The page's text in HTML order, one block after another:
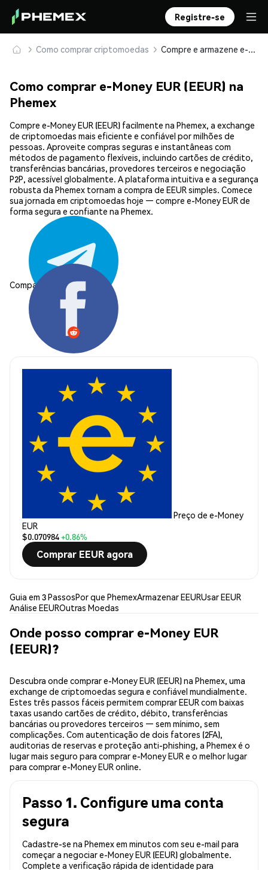
Registre-se
Como comprar criptomoedas Compre e armazene e-Money EUR (EEUR) com segurança
Como comprar e-Money EUR (EEUR) na
Phemex
Compre e-Money EUR (EEUR) facilmente na Phemex, a exchange
de criptomoedas mais eficiente e confiável por milhões de
pessoas. Aproveite compras seguras e instantâneas com
métodos de pagamento flexíveis, incluindo cartões de crédito,
transferências bancárias, provedores terceiros e negociação
P2P, acessível globalmente. A plataforma intuitiva e a segurança
robusta da Phemex tornam a compra de EEUR simples. Comece
sua jornada em criptomoedas hoje — compre e-Money EUR de
forma segura e confiante na Phemex.
Compartilhar:
Preço de e-Money
EUR
$0.070984+0.86%
Comprar EEUR agora
Guia em 3 PassosPor que PhemexArmazenar EEURUsar EEUR
Análise EEUROutras Moedas
Onde posso comprar e-Money EUR
(EEUR)?
Descubra onde comprar e-Money EUR (EEUR) na Phemex, uma
exchange de criptomoedas segura e confiável mundialmente.
Estes três passos fáceis permitem comprar EEUR com baixas
taxas usando cartões de crédito, débito, transferências
bancárias ou provedores terceiros — sem mínimo, sem
complicações. Com autenticação de dois fatores (2FA),
auditorias de reservas e proteção anti-phishing, a Phemex é o
lugar mais seguro para comprar e-Money EUR e o melhor lugar
para comprar e-Money EUR online.
Passo 1. Configure uma conta
segura
Cadastre-se na Phemex em minutos com seu e-mail para
começar a negociar e-Money EUR (EEUR) globalmente.
Complete a verificação rápida de identidade para